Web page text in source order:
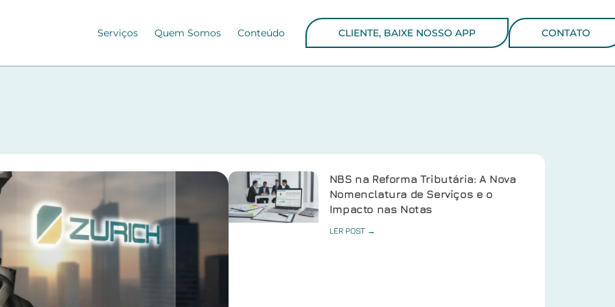
Serviços Quem Somos Conteúdo CLIENTE, BAIXE NOSSO APP CONTATO
NBS na Reforma Tributária: A Nova
Nomenclatura de Serviços e o
Impacto nas Notas
LER POST →